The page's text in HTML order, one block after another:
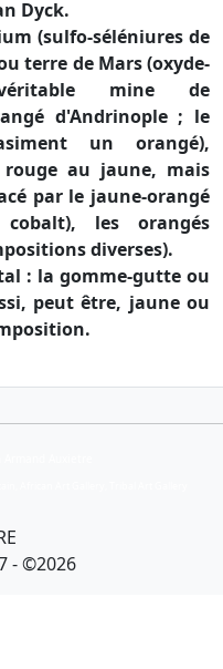
Dyck.
(sulfo-séléniures de
terre de Mars (oxyde-
mine de
d'Andrinople ; le
un orangé),
au jaune, mais
par le jaune-orangé
les orangés
diverses).
la gomme-gutte ou
peut être, jaune ou
- ©2026